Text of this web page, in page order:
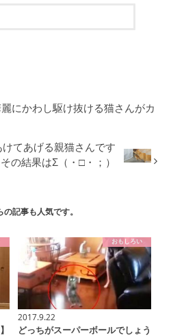
にかわし駆け抜ける猫さんがカ
てあげる親猫さんです
の結果はΣ（・□・；）
の記事も人気です。
おもしろい
2017.9.22
どっちがスーパーボールでしょう